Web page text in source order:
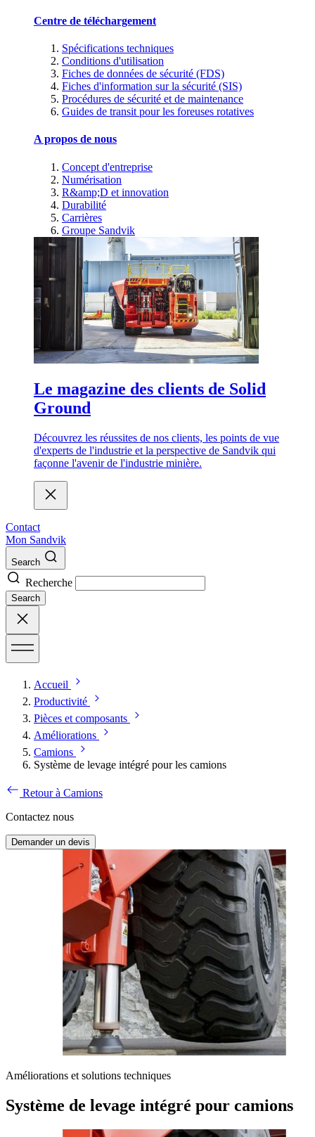
Centre de téléchargement
Spécifications techniques
Conditions d'utilisation
Fiches de données de sécurité (FDS)
Fiches d'information sur la sécurité (SIS)
Procédures de sécurité et de maintenance
Guides de transit pour les foreuses rotatives
A propos de nous
Concept d'entreprise
Numérisation
R&amp;D et innovation
Durabilité
Carrières
Groupe Sandvik
Le magazine des clients de Solid
Ground
Découvrez les réussites de nos clients, les points de vue
d'experts de l'industrie et la perspective de Sandvik qui
façonne l'avenir de l'industrie minière.
Contact
Mon Sandvik
Search
Recherche
Search
Accueil
Productivité
Pièces et composants
Améliorations
Camions
Système de levage intégré pour les camions
Retour à Camions
Contactez nous
Demander un devis
Améliorations et solutions techniques
Système de levage intégré pour camions